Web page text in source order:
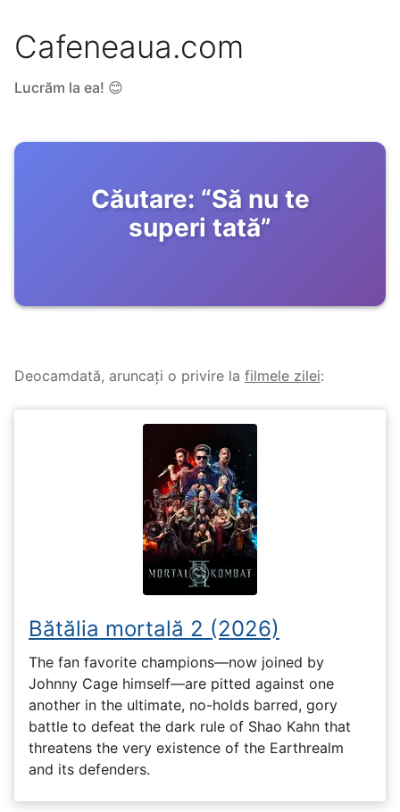
Cafeneaua.com
Lucrăm la ea! 😊
Căutare: “Să nu te
superi tată”
Deocamdată, aruncați o privire la filmele zilei:
Bătălia mortală 2 (2026)
The fan favorite champions—now joined by
Johnny Cage himself—are pitted against one
another in the ultimate, no-holds barred, gory
battle to defeat the dark rule of Shao Kahn that
threatens the very existence of the Earthrealm
and its defenders.